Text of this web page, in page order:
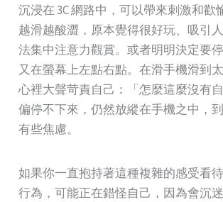
沉浸在 3C 網路中，可以帶來刺激和歡
越滑越酸澀，原本覺得很好玩、吸引
法集中注意力觀賞。或者明明決定要
又在螢幕上左點右點。在滑手機滑到
心裡大聲苛責自己：「怎麼這麼沒有
偏停不下來，仍然放縱在手機之中，
有些焦慮。
如果你一直抱持著這種複雜的感受看
行為，可能正在錯怪自己，因為會沉